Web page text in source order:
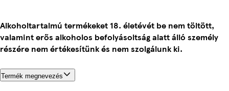
Alkoholtartalmú termékeket 18. életévét be nem töltött,
valamint erős alkoholos befolyásoltság alatt álló személy
részére nem értékesítünk és nem szolgálunk ki.
Termék megnevezés